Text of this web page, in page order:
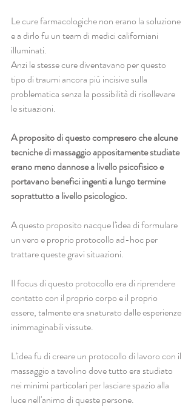
Le cure farmacologiche non erano la soluzione
e a dirlo fu un team di medici californiani
illuminati.
Anzi le stesse cure diventavano per questo
tipo di traumi ancora più incisive sulla
problematica senza la possibilità di risollevare
le situazioni.
A proposito di questo compresero che alcune
tecniche di massaggio appositamente studiate
erano meno dannose a livello psicofisico e
portavano benefici ingenti a lungo termine
soprattutto a livello psicologico.
A questo proposito nacque l'idea di formulare
un vero e proprio protocollo ad-hoc per
trattare queste gravi situazioni.
Il focus di questo protocollo era di riprendere
contatto con il proprio corpo e il proprio
essere, talmente era snaturato dalle esperienze
inimmaginabili vissute.
L'idea fu di creare un protocollo di lavoro con il
massaggio a tavolino dove tutto era studiato
nei minimi particolari per lasciare spazio alla
luce nell'animo di queste persone.